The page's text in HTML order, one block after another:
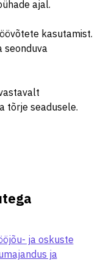
ajal.
kasutamist.
seonduva
tõrje seadusele.
ja oskuste
ja